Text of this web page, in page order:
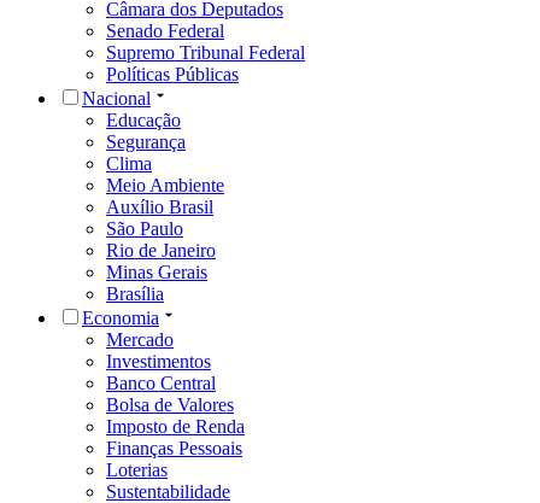
Câmara dos Deputados
Senado Federal
Supremo Tribunal Federal
Políticas Públicas
Nacional
Educação
Segurança
Clima
Meio Ambiente
Auxílio Brasil
São Paulo
Rio de Janeiro
Minas Gerais
Brasília
Economia
Mercado
Investimentos
Banco Central
Bolsa de Valores
Imposto de Renda
Finanças Pessoais
Loterias
Sustentabilidade